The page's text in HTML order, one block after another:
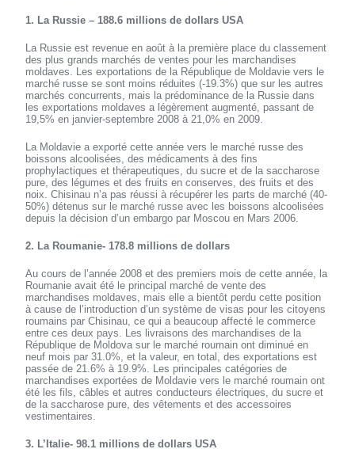
1. La Russie – 188.6 millions de dollars USA
La Russie est revenue en août à la première place du classement
des plus grands marchés de ventes pour les marchandises
moldaves. Les exportations de la République de Moldavie vers le
marché russe se sont moins réduites (-19.3%) que sur les autres
marchés concurrents, mais la prédominance de la Russie dans
les exportations moldaves a légèrement augmenté, passant de
19,5% en janvier-septembre 2008 à 21,0% en 2009.
La Moldavie a exporté cette année vers le marché russe des
boissons alcoolisées, des médicaments à des fins
prophylactiques et thérapeutiques, du sucre et de la saccharose
pure, des légumes et des fruits en conserves, des fruits et des
noix. Chisinau n’a pas réussi à récupérer les parts de marché (40-
50%) détenus sur le marché russe avec les boissons alcoolisées
depuis la décision d’un embargo par Moscou en Mars 2006.
2. La Roumanie- 178.8 millions de dollars
Au cours de l’année 2008 et des premiers mois de cette année, la
Roumanie avait été le principal marché de vente des
marchandises moldaves, mais elle a bientôt perdu cette position
à cause de l’introduction d’un système de visas pour les citoyens
roumains par Chisinau, ce qui a beaucoup affecté le commerce
entre ces deux pays. Les livraisons des marchandises de la
République de Moldova sur le marché roumain ont diminué en
neuf mois par 31.0%, et la valeur, en total, des exportations est
passée de 21.6% à 19.9%. Les principales catégories de
marchandises exportées de Moldavie vers le marché roumain ont
été les fils, câbles et autres conducteurs électriques, du sucre et
de la saccharose pure, des vêtements et des accessoires
vestimentaires.
3. L’Italie- 98.1 millions de dollars USA